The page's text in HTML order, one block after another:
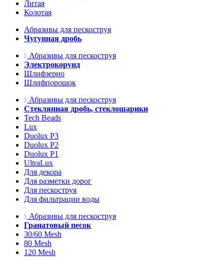
Литая
Колотая
Абразивы для пескоструя
Чугунная дробь
Абразивы для пескоструя
Электрокорунд
Шлифзерно
Шлифпорошок
Абразивы для пескоструя
Стеклянная дробь, стеклошарики
Tech Beads
Lux
Duolux P3
Duolux P2
Duolux P1
UltraLux
Для декора
Для разметки дорог
Для пескоструя
Для фильтрации воды
Абразивы для пескоструя
Гранатовый песок
30/60 Mesh
80 Mesh
120 Mesh